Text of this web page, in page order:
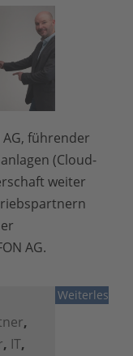
führender
(Cloud-
weiter
AG.
Weiterlesen
,
, IT,